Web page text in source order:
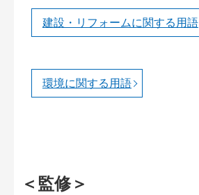
建設・リフォームに関する用語
環境に関する用語
＜監修＞